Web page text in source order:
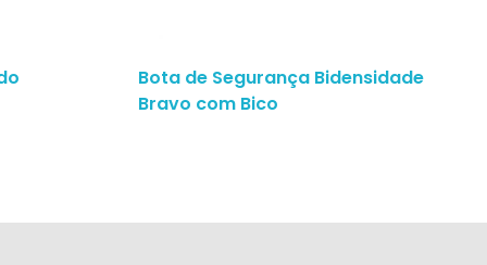
Bota de Segurança Bidensidade
Bravo com Bico